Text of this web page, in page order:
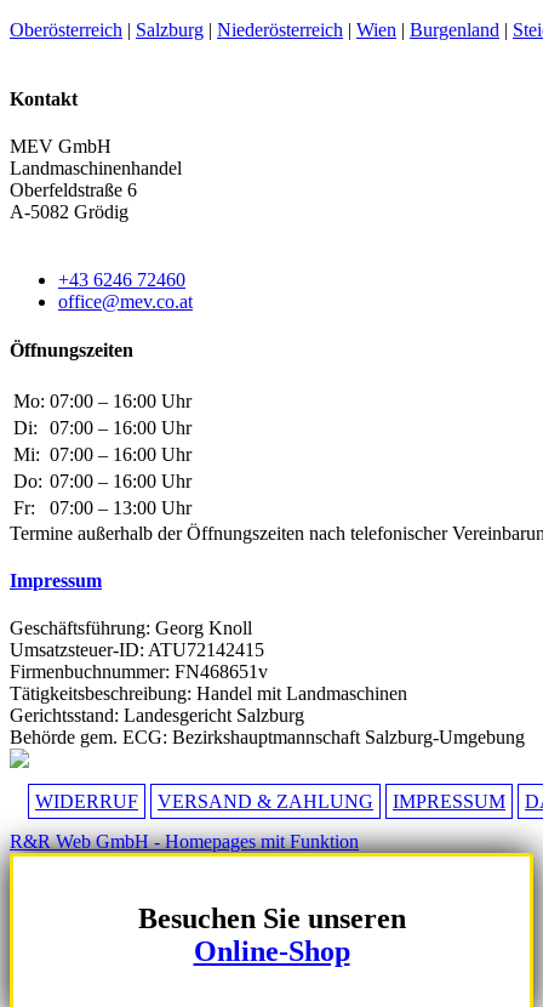
Oberösterreich | Salzburg | Niederösterreich | Wien | Burgenland |
Kontakt
MEV GmbH
Landmaschinenhandel
Oberfeldstraße 6
A-5082 Grödig
+43 6246 72460
office@mev.co.at
Öffnungszeiten
Mo: 07:00 – 16:00 Uhr
Di:
07:00 – 16:00 Uhr
Mi: 07:00 – 16:00 Uhr
Do: 07:00 – 16:00 Uhr
Fr:
07:00 – 13:00 Uhr
Termine außerhalb der Öffnungszeiten nach telefonischer
Impressum
Geschäftsführung: Georg Knoll
Umsatzsteuer-ID: ATU72142415
Firmenbuchnummer: FN468651v
Tätigkeitsbeschreibung: Handel mit Landmaschinen
Gerichtsstand: Landesgericht Salzburg
Behörde gem. ECG: Bezirkshauptmannschaft Salzburg-Umgebung
WIDERRUF VERSAND & ZAHLUNG IMPRESSUM
R&R Web GmbH - Homepages mit Funktion
Besuchen Sie unseren
Online-Shop